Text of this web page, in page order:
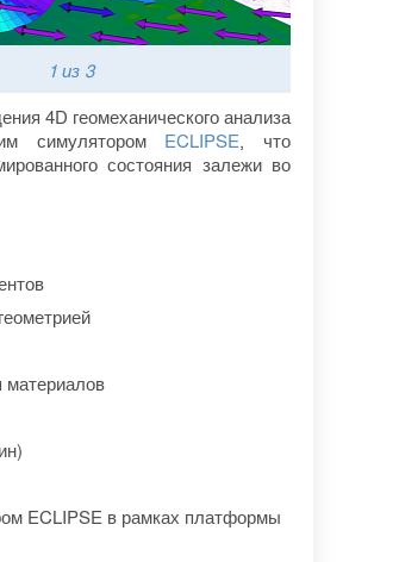
1из 3
4D геомеханического анализа
симулятором ECLIPSE, что
состояния залежи во
материалов
ECLIPSE в рамках платформы